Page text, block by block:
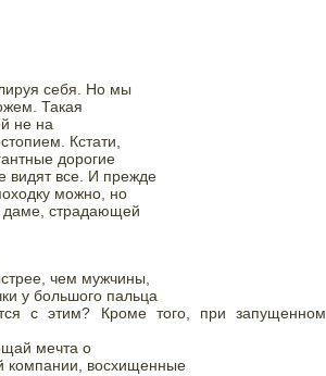
себя. Но мы
Такая
не на
Кстати,
дорогие
видят все. И прежде
можно, но
даме, страдающей
чем мужчины,
у большого пальца
с этим? Кроме того, при запущенном
мечта о
компании, восхищенные